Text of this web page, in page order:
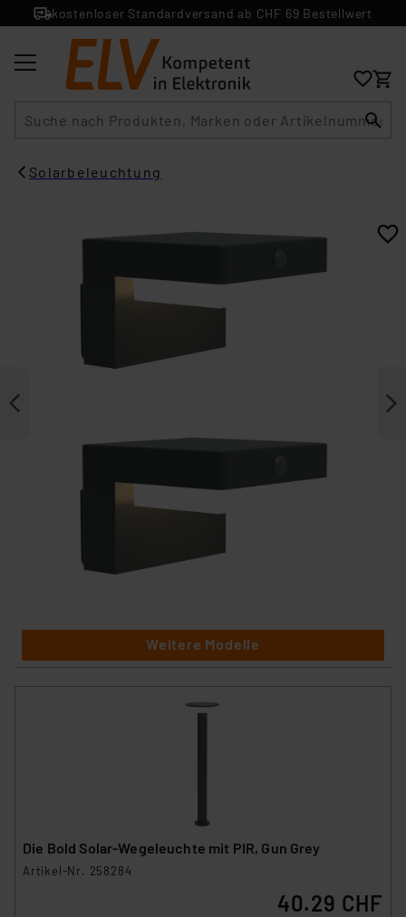
kostenloser Standardversand ab CHF 69 Bestellwert
Solarbeleuchtung
Weitere Modelle
Die Bold Solar-Wegeleuchte mit PIR, Gun Grey
Artikel-Nr. 258284
40.29 CHF